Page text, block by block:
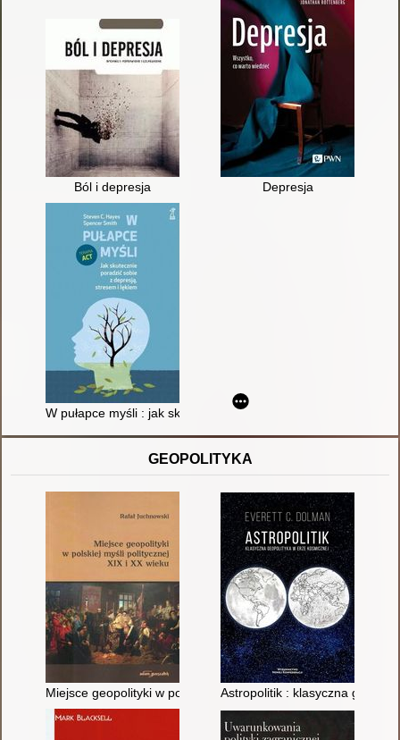
Ból i depresja Depresja
W pułapce myśli : jak skutecznie poradzić sobie z depresją,
GEOPOLITYKA
Miejsce geopolityki w polskiej myśli politycznej XIX i XX wieku
Astropolitik : klasyczna